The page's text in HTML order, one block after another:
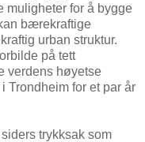
muligheter for å bygge
bærekraftige
urban struktur.
på tett
verdens høyetse
Trondheim for et par år
trykksak som